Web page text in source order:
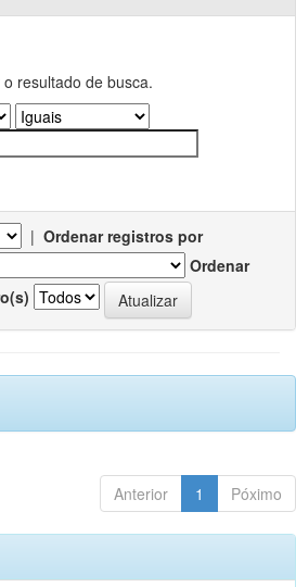
resultado de busca.
| Ordenar registros por
Ordenar
Anterior 1 Póximo